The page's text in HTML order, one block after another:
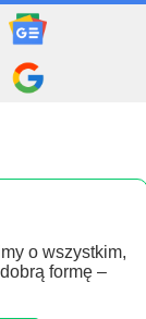
o wszystkim,
formę –